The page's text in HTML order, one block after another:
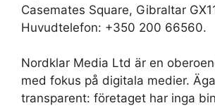
Casemates Square, Gibraltar
Huvudtelefon: +350 200 66560.
Nordklar Media Ltd är en
med fokus på digitala medier.
transparent: företaget har inga